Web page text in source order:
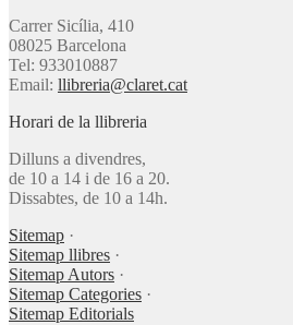
Carrer Sicília, 410
08025 Barcelona
Tel: 933010887
Email: llibreria@claret.cat
Horari de la llibreria
Dilluns a divendres,
de 10 a 14 i de 16 a 20.
Dissabtes, de 10 a 14h.
Sitemap ·
Sitemap llibres ·
Sitemap Autors ·
Sitemap Categories ·
Sitemap Editorials